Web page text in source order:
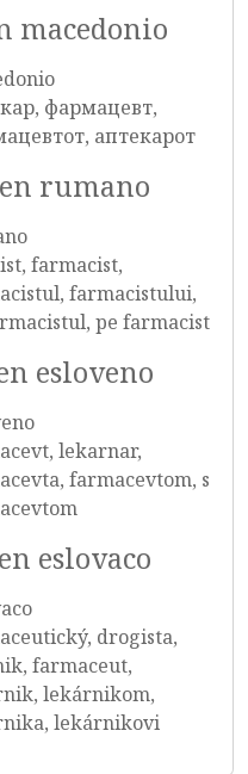
macedonio
фармацевт,
аптекарот
rumano
farmacist,
farmacistului,
pe farmacist
esloveno
lekarnar,
farmacevtom, s
eslovaco
drogista,
farmaceut,
lekárnikom,
lekárnikovi